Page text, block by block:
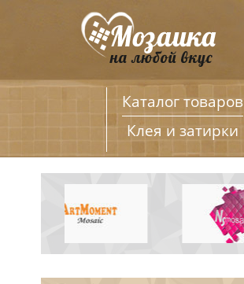
Каталог товаров
Клея и затирки